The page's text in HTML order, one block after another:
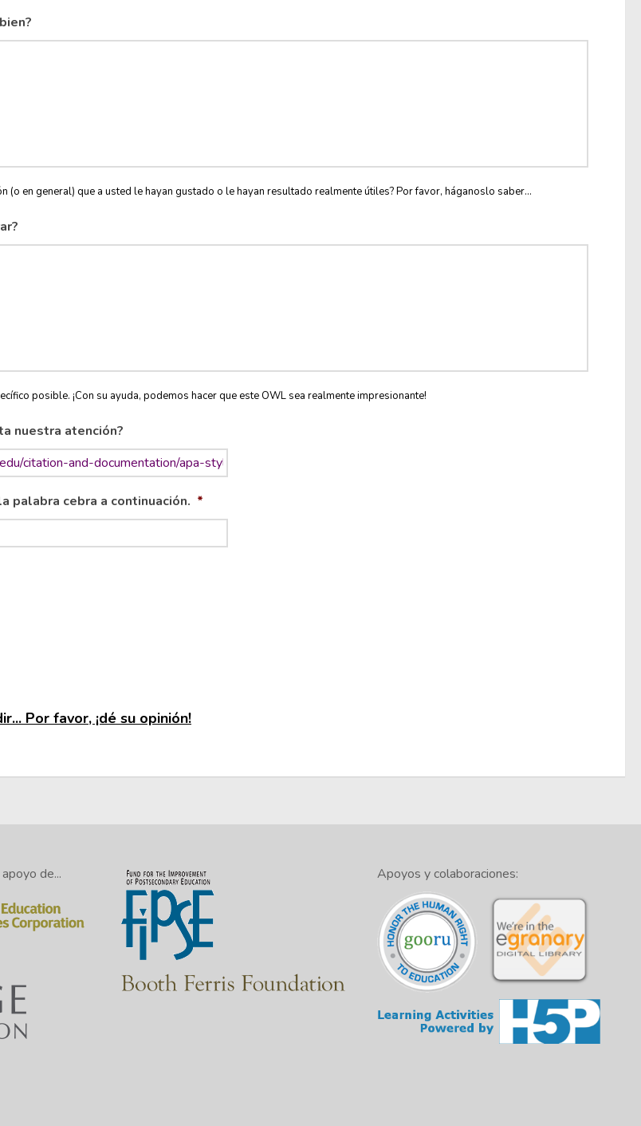
(o en general) que a usted le hayan gustado o le hayan resultado realmente útiles? Por favor, háganoslo saber...
posible. ¡Con su ayuda, podemos hacer que este OWL sea realmente impresionante!
nuestra atención?
palabra cebra a continuación. *
Por favor, ¡dé su opinión!
de... Apoyos y colaboraciones: